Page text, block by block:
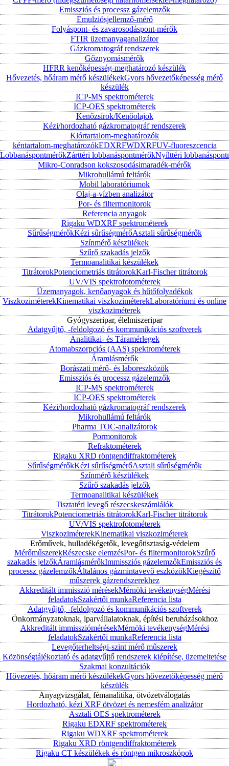
Emissziós és processz gázelemzők
Emulziósjellemző-mérő
Folyáspont- és zavarosodáspont-mérők
FTIR üzemanyaganalizátor
Gázkromatográf rendszerek
Gőznyomásmérők
HFRR kenőképesség-meghatározó készülék
Hővezetés, hőáram mérő készülékekGyors hővezetőképesség mérő
készülék
ICP-MS spektrométerek
ICP-OES spektrométerek
Kenőzsírok/Kenőolajok
Kézi/hordozható gázkromatográf rendszerek
Klórtartalom-meghatározók
kéntartalom-meghatározókEDXRFWDXRFUV-fluoreszcencia
LobbanáspontmérőkZárttéri lobbanáspontmérőkNyílttéri
Mikro-Conradson kokszosodásimaradék-mérők
Mikrohullámú feltárók
Mobil laboratóriumok
Olaj-a-vízben analizátor
Por- és filtermonitorok
Referencia anyagok
Rigaku WDXRF spektrométerek
SűrűségmérőkKézi sűrűségmérőAsztali sűrűségmérők
Színmérő készülékek
Szűrő szakadás jelzők
Termoanalitikai készülékek
TitrátorokPotenciometriás titrátorokKarl-Fischer titrátorok
UV/VIS spektrofotométerek
Üzemanyagok, kenőanyagok és hűtőfolyadékok
ViszkoziméterekKinematikai viszkoziméterekLaboratóriumi és online
viszkoziméterek
Gyógyszeripar, élelmiszeripar
Adatgyűjtő, -feldolgozó és kommunikációs szoftverek
Analitikai- és Táramérlegek
Atomabszorpciós (AAS) spektrométerek
Áramlásmérők
Borászati mérő- és laboreszközök
Emissziós és processz gázelemzők
ICP-MS spektrométerek
ICP-OES spektrométerek
Kézi/hordozható gázkromatográf rendszerek
Mikrohullámú feltárók
Pharma TOC-analizátorok
Pormonitorok
Refraktométerek
Rigaku XRD röntgendiffraktométerek
SűrűségmérőkKézi sűrűségmérőAsztali sűrűségmérők
Színmérő készülékek
Szűrő szakadás jelzők
Termoanalitikai készülékek
Tisztatéri levegő részecskeszámlálók
TitrátorokPotenciometriás titrátorokKarl-Fischer titrátorok
UV/VIS spektrofotométerek
ViszkoziméterekKinematikai viszkoziméterek
Erőművek, hulladékégetők, levegőtisztaság-védelem
MérőműszerekRészecske elemzésPor- és filtermonitorokSzűrő
szakadás jelzőkÁramlásmérőkImmissziós gázelemzőkEmissziós és
processz gázelemzőkÁltalános gázmintavevő eszközökKiegészítő
műszerek gázrendszerekhez
Akkreditált immisszió mérésekMérnöki tevékenységMérési
feladatokSzakértői munkaReferencia lista
Adatgyűjtő, -feldolgozó és kommunikációs szoftverek
Önkormányzatoknak, iparvállalatoknak, építési beruházásokhoz
Akkreditált immissziómérésekMérnöki tevékenységMérési
feladatokSzakértői munkaReferencia lista
Levegőterheltségi-szint mérő műszerek
Közönségtájékoztató és adatgyűjtő rendszerek kiépítése, üzemeltetése
Szakmai konzultációk
Hővezetés, hőáram mérő készülékekGyors hővezetőképesség mérő
készülék
Anyagvizsgálat, fémanalitika, ötvözetválogatás
Hordozható, kézi XRF ötvözet és nemesfém analizátor
Asztali OES spektrométerek
Rigaku EDXRF spektrométerek
Rigaku WDXRF spektrométerek
Rigaku XRD röntgendiffraktométerek
Rigaku CT készülékek és röntgen mikroszkópok